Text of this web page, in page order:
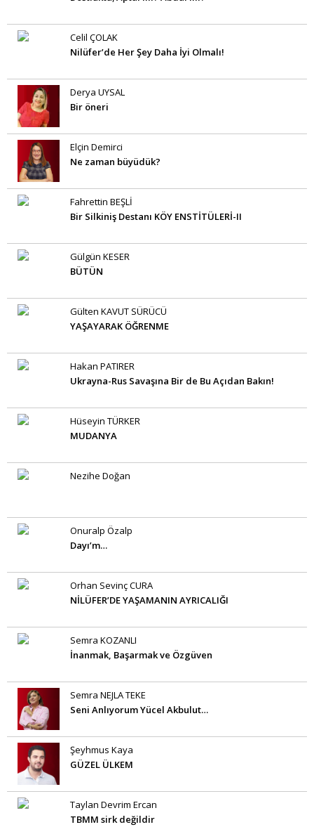
Celil ÇOLAK
Nilüfer’de Her Şey Daha İyi Olmalı!
Derya UYSAL
Bir öneri
Elçin Demirci
Ne zaman büyüdük?
Fahrettin BEŞLİ
Bir Silkiniş Destanı KÖY ENSTİTÜLERİ-II
Gülgün KESER
BÜTÜN
Gülten KAVUT SÜRÜCÜ
YAŞAYARAK ÖĞRENME
Hakan PATIRER
Ukrayna-Rus Savaşına Bir de Bu Açıdan Bakın!
Hüseyin TÜRKER
MUDANYA
Nezihe Doğan
Onuralp Özalp
Dayı’m…
Orhan Sevinç CURA
NİLÜFER’DE YAŞAMANIN AYRICALIĞI
Semra KOZANLI
İnanmak, Başarmak ve Özgüven
Semra NEJLA TEKE
Seni Anlıyorum Yücel Akbulut…
Şeyhmus Kaya
GÜZEL ÜLKEM
Taylan Devrim Ercan
TBMM sirk değildir